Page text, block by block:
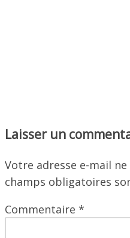
Laisser un
Votre adresse e-mail
champs obligatoires
Commentaire *